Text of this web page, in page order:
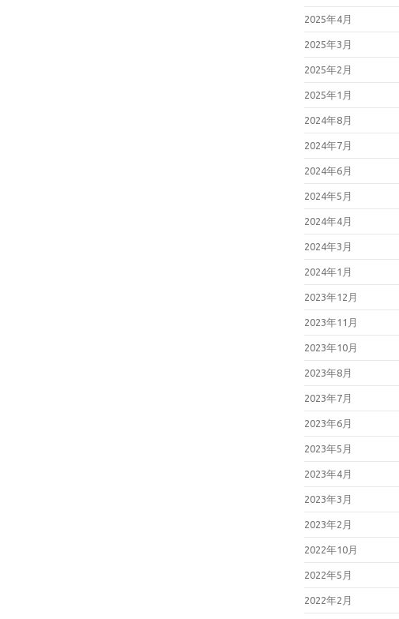
2025年4月
2025年3月
2025年2月
2025年1月
2024年8月
2024年7月
2024年6月
2024年5月
2024年4月
2024年3月
2024年1月
2023年12月
2023年11月
2023年10月
2023年8月
2023年7月
2023年6月
2023年5月
2023年4月
2023年3月
2023年2月
2022年10月
2022年5月
2022年2月